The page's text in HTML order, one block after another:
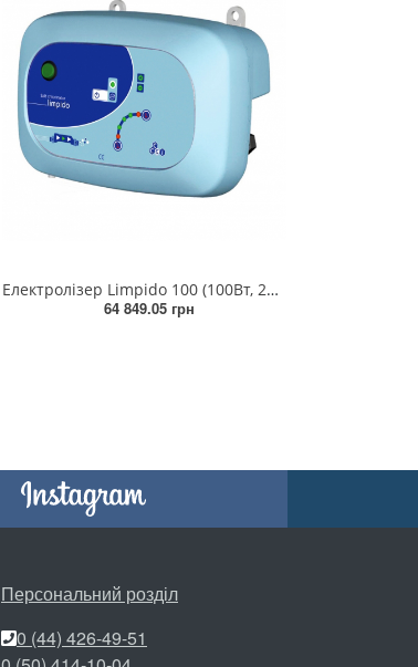
Електролізер Limpido 100 (100Вт, 230В, до 100м³)
64 849.05 грн
Персональний розділ
0 (44) 426-49-51